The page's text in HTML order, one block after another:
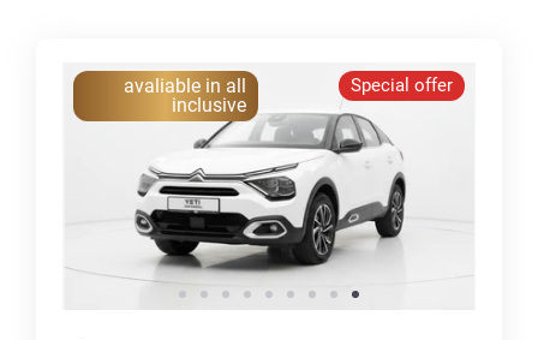
Special offer
avaliable in all
inclusive